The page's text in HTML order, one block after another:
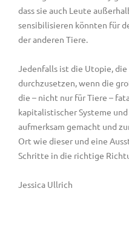
dass sie auch Leute
sensibilisieren könnten für
der anderen Tiere.
Jedenfalls ist die Utopie,
durchzusetzen, wenn die
die – nicht nur für Tiere –
kapitalistischer Systeme
aufmerksam gemacht und
Ort wie dieser und eine
Schritte in die richtige
Jessica Ullrich